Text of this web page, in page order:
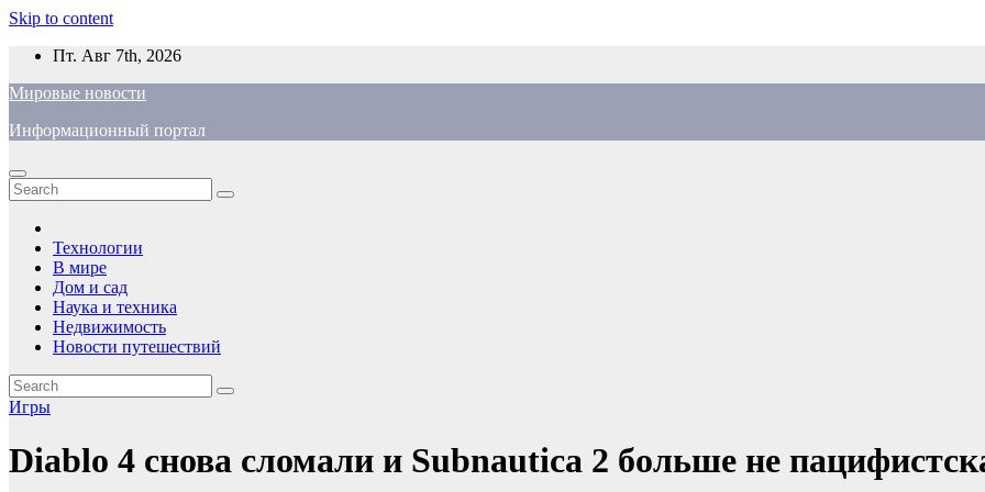
Skip to content
Пт. Авг 7th, 2026
Мировые новости
Информационный портал
Технологии
В мире
Дом и сад
Наука и техника
Недвижимость
Новости путешествий
Игры
Diablo 4 снова сломали и Subnautica 2 больше не